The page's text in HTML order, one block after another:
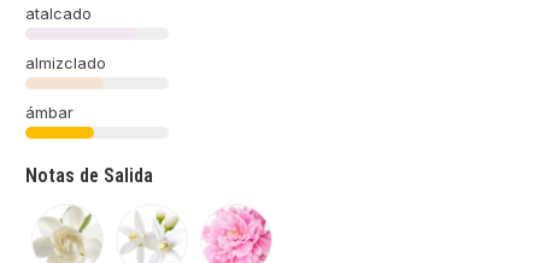
atalcado
almizclado
ámbar
Notas de Salida